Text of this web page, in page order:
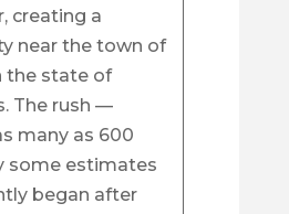
creating a
near the town of
the state of
The rush —
many as 600
some estimates
began after